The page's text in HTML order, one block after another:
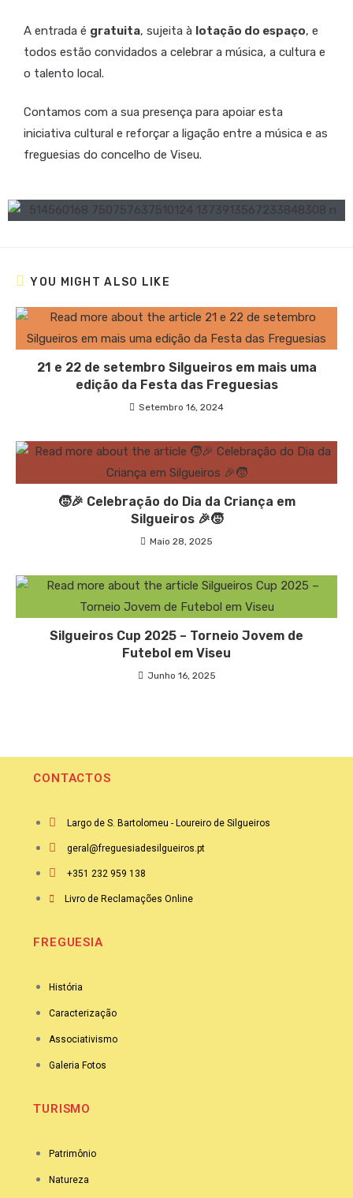
A entrada é gratuita, sujeita à lotação do espaço, e
todos estão convidados a celebrar a música, a cultura e
o talento local.
Contamos com a sua presença para apoiar esta
iniciativa cultural e reforçar a ligação entre a música e as
freguesias do concelho de Viseu.
YOU MIGHT ALSO LIKE
21 e 22 de setembro Silgueiros em mais uma
edição da Festa das Freguesias
Setembro 16, 2024
🧒🎉 Celebração do Dia da Criança em
Silgueiros 🎉🧒
Maio 28, 2025
Silgueiros Cup 2025 – Torneio Jovem de
Futebol em Viseu
Junho 16, 2025
CONTACTOS
Largo de S. Bartolomeu - Loureiro de Silgueiros
geral@freguesiadesilgueiros.pt
+351 232 959 138
Livro de Reclamações Online
FREGUESIA
História
Caracterização
Associativismo
Galeria Fotos
TURISMO
Patrimônio
Natureza